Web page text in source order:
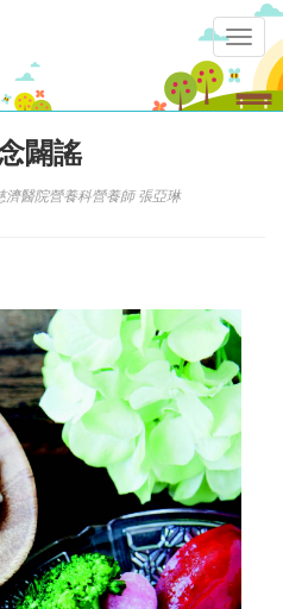
闢謠
濟醫院營養科營養師 張亞琳